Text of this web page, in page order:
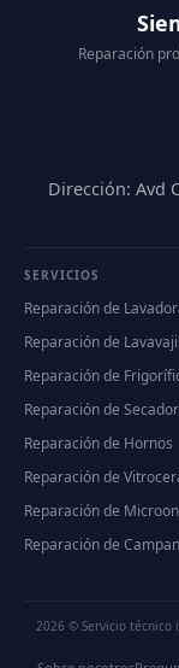
Reparación
Dirección: Avd
SERVICIOS
Reparación de
Reparación de
Reparación de
Reparación de
Reparación de Hornos
Reparación de
Reparación de
Reparación de
2026 © Servicio técnico